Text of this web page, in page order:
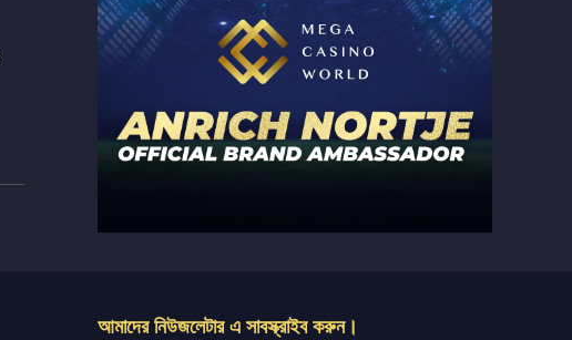
আমাদের নিউজলেটার এ সাবস্ক্রাইব করুন।